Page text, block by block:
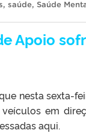
, saúde, Saúde
Apoio
nesta sexta-
em
aqui.